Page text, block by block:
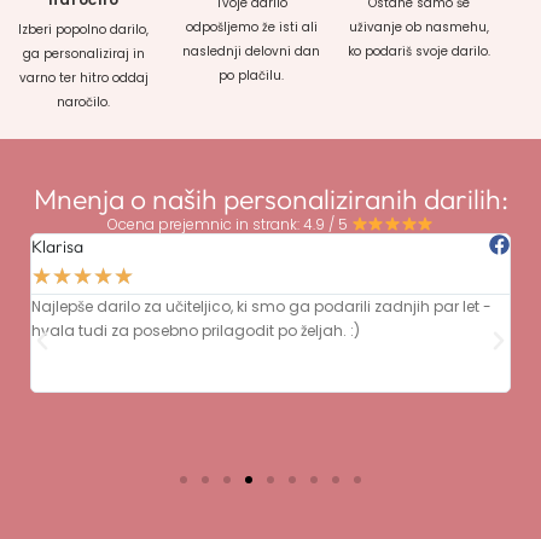
Izberi popolno darilo,
ga personaliziraj in
varno ter hitro oddaj
naročilo.
odpošljemo že isti ali
naslednji delovni dan
po plačilu.
uživanje ob nasmehu,
ko podariš svoje darilo.
Mnenja o naših personaliziranih darilih:
Ocena prejemnic in strank: 4.9 / 5
Klarisa
★★★★★
Najlepše darilo za učiteljico, ki smo ga podarili zadnjih par let -
hvala tudi za posebno prilagodit po željah. :)